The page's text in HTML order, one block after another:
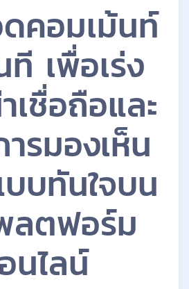
คอมเม้นท์
ที เพื่อเร่ง
เชื่อถือและ
รมองเห็น
บทันใจบน
ลตฟอร์ม
นไลน์